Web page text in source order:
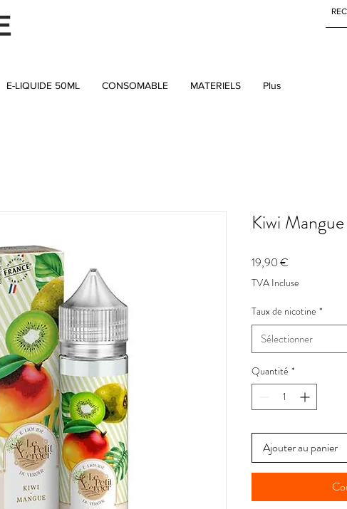
E-LIQUIDE 50ML CONSOMABLE MATERIELS Plus
Kiwi
19,90 €
TVA Incluse
Taux de nicotine *
Sélectionner
Quantité *
Ajouter au panier